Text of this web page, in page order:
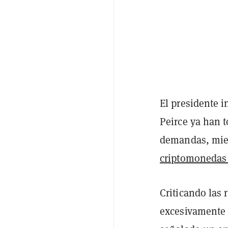
El presidente
Peirce ya han
demandas,
Criticando las